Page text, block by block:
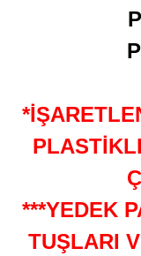
***YEDEK
TUŞLARI